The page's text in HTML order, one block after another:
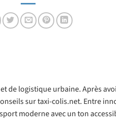
de logistique urbaine. Après
sur taxi-colis.net. Entre
moderne avec un ton